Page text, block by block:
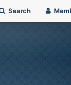
Search